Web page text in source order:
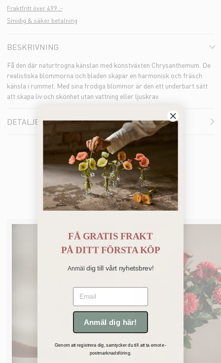
Fraktfritt över 499 :-
Smidig & säker betalning
BESKRIVNING
Få den där naturtrogna känslan med konstväxten Chrysanthemum. De
realistiska blommorna och bladen skapar en harmonisk och fräsch
känsla i rummet. Med sina frodiga blommor är den ett underbart sätt
att skapa liv och skönhet utan vattning eller ljuskrav.
DETALJER
Du kanske också gillar
FÅ GRATIS FRAKT
PÅDITT FÖRSTA KÖP
Anmäl dig till vårt nyhetsbrev!
Email
Anmäl dig här!
Genom att registrera dig, samtycker du till att ta emot e-
postmarknadsföring.